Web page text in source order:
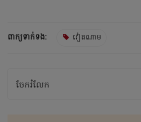
ពាក្យទាក់ទង: វៀតណាម
ចែករំលែក